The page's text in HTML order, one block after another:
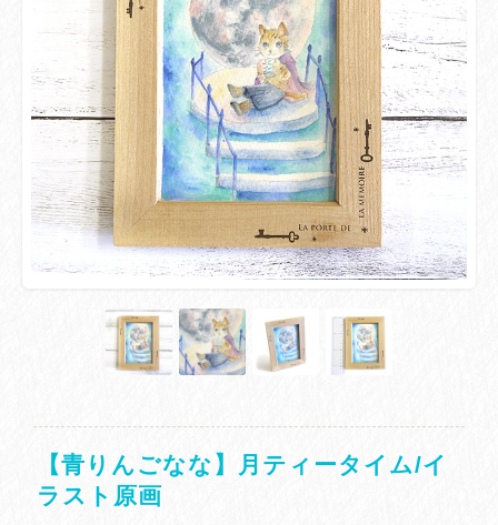
【青りんごなな】月ティータイム/イ
ラスト原画